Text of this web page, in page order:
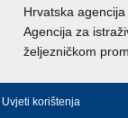
Hrvatska
Agencija za
željezničkom
Uvjeti korištenja